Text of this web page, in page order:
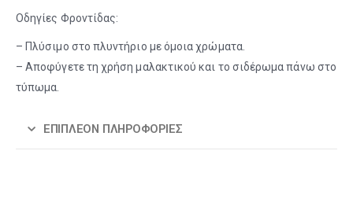
Οδηγίες Φροντίδας:
– Πλύσιμο στο πλυντήριο με όμοια χρώματα.
– Αποφύγετε τη χρήση μαλακτικού και το σιδέρωμα πάνω στο
τύπωμα.
ΕΠΙΠΛΈΟΝ ΠΛΗΡΟΦΟΡΊΕΣ